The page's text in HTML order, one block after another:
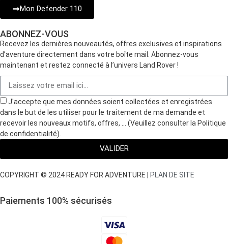
Mon Defender 110
ABONNEZ-VOUS
Recevez les dernières nouveautés, offres exclusives et inspirations
d’aventure directement dans votre boîte mail. Abonnez-vous
maintenant et restez connecté à l’univers Land Rover !
J'accepte que mes données soient collectées et enregistrées
dans le but de les utiliser pour le traitement de ma demande et
recevoir les nouveaux motifs, offres, … (Veuillez consulter la Politique
de confidentialité).
VALIDER
COPYRIGHT © 2024 READY FOR ADVENTURE | PLAN DE SITE
Paiements 100% sécurisés